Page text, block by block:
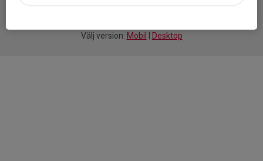
Välj version: Mobil Desktop